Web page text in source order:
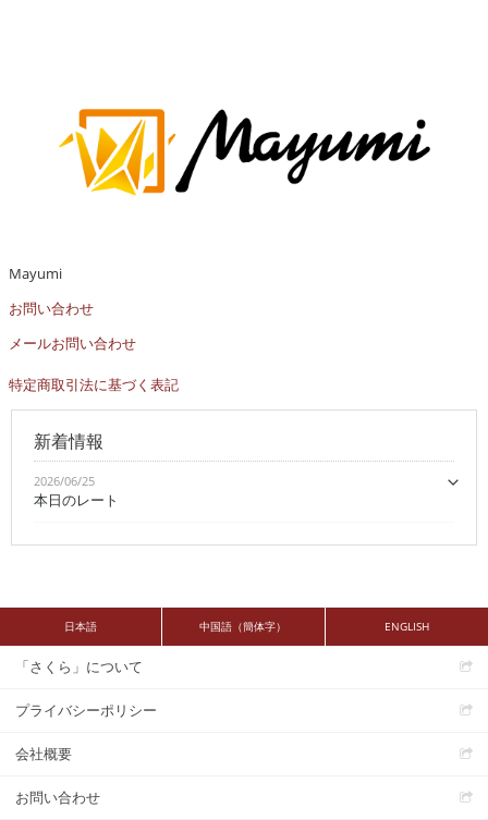
Mayumi
お問い合わせ
メールお問い合わせ
特定商取引法に基づく表記
新着情報
2026/06/25
本日のレート
日本語 中国語（簡体字） ENGLISH
「さくら」について
プライバシーポリシー
会社概要
お問い合わせ